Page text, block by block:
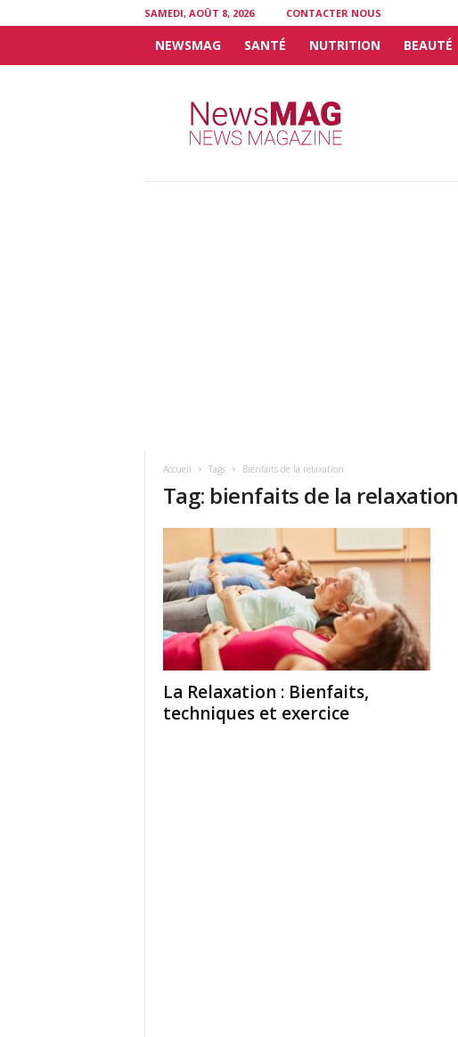
SAMEDI, AOÛT 8, 2026 CONTACTER NOUS
NEWSMAG SANTÉ NUTRITION BEAUTÉ
Accueil Tags Bienfaits de la relaxation
Tag: bienfaits de la relaxation
La Relaxation : Bienfaits,
techniques et exercice